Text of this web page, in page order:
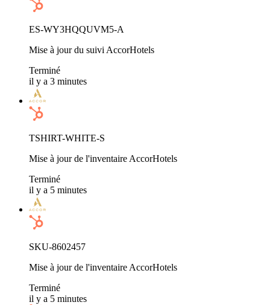
ES-WY3HQQUVM5-A
Mise à jour du suivi AccorHotels
Terminé
il y a 3 minutes
TSHIRT-WHITE-S
Mise à jour de l'inventaire AccorHotels
Terminé
il y a 5 minutes
SKU-8602457
Mise à jour de l'inventaire AccorHotels
Terminé
il y a 5 minutes